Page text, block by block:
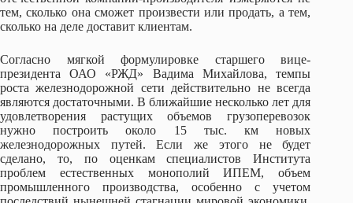
тем, сколько она сможет произвести или продать, а тем,
сколько на деле доставит клиентам.
Согласно мягкой формулировке старшего вице-
президента ОАО «РЖД» Вадима Михайлова, темпы
роста железнодорожной сети действительно не всегда
являются достаточными. В ближайшие несколько лет для
удовлетворения растущих объемов грузоперевозок
нужно построить около 15 тыс. км новых
железнодорожных путей. Если же этого не будет
сделано, то, по оценкам специалистов Института
проблем естественных монополий ИПЕМ, объем
промышленного производства, особенно с учетом